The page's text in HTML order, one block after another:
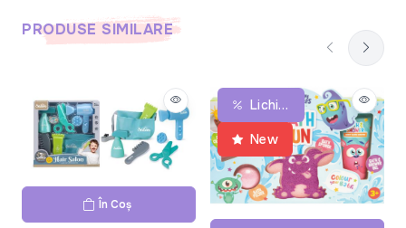
PRODUSE SIMILARE
În Coș
Lichidare De Stoc
New